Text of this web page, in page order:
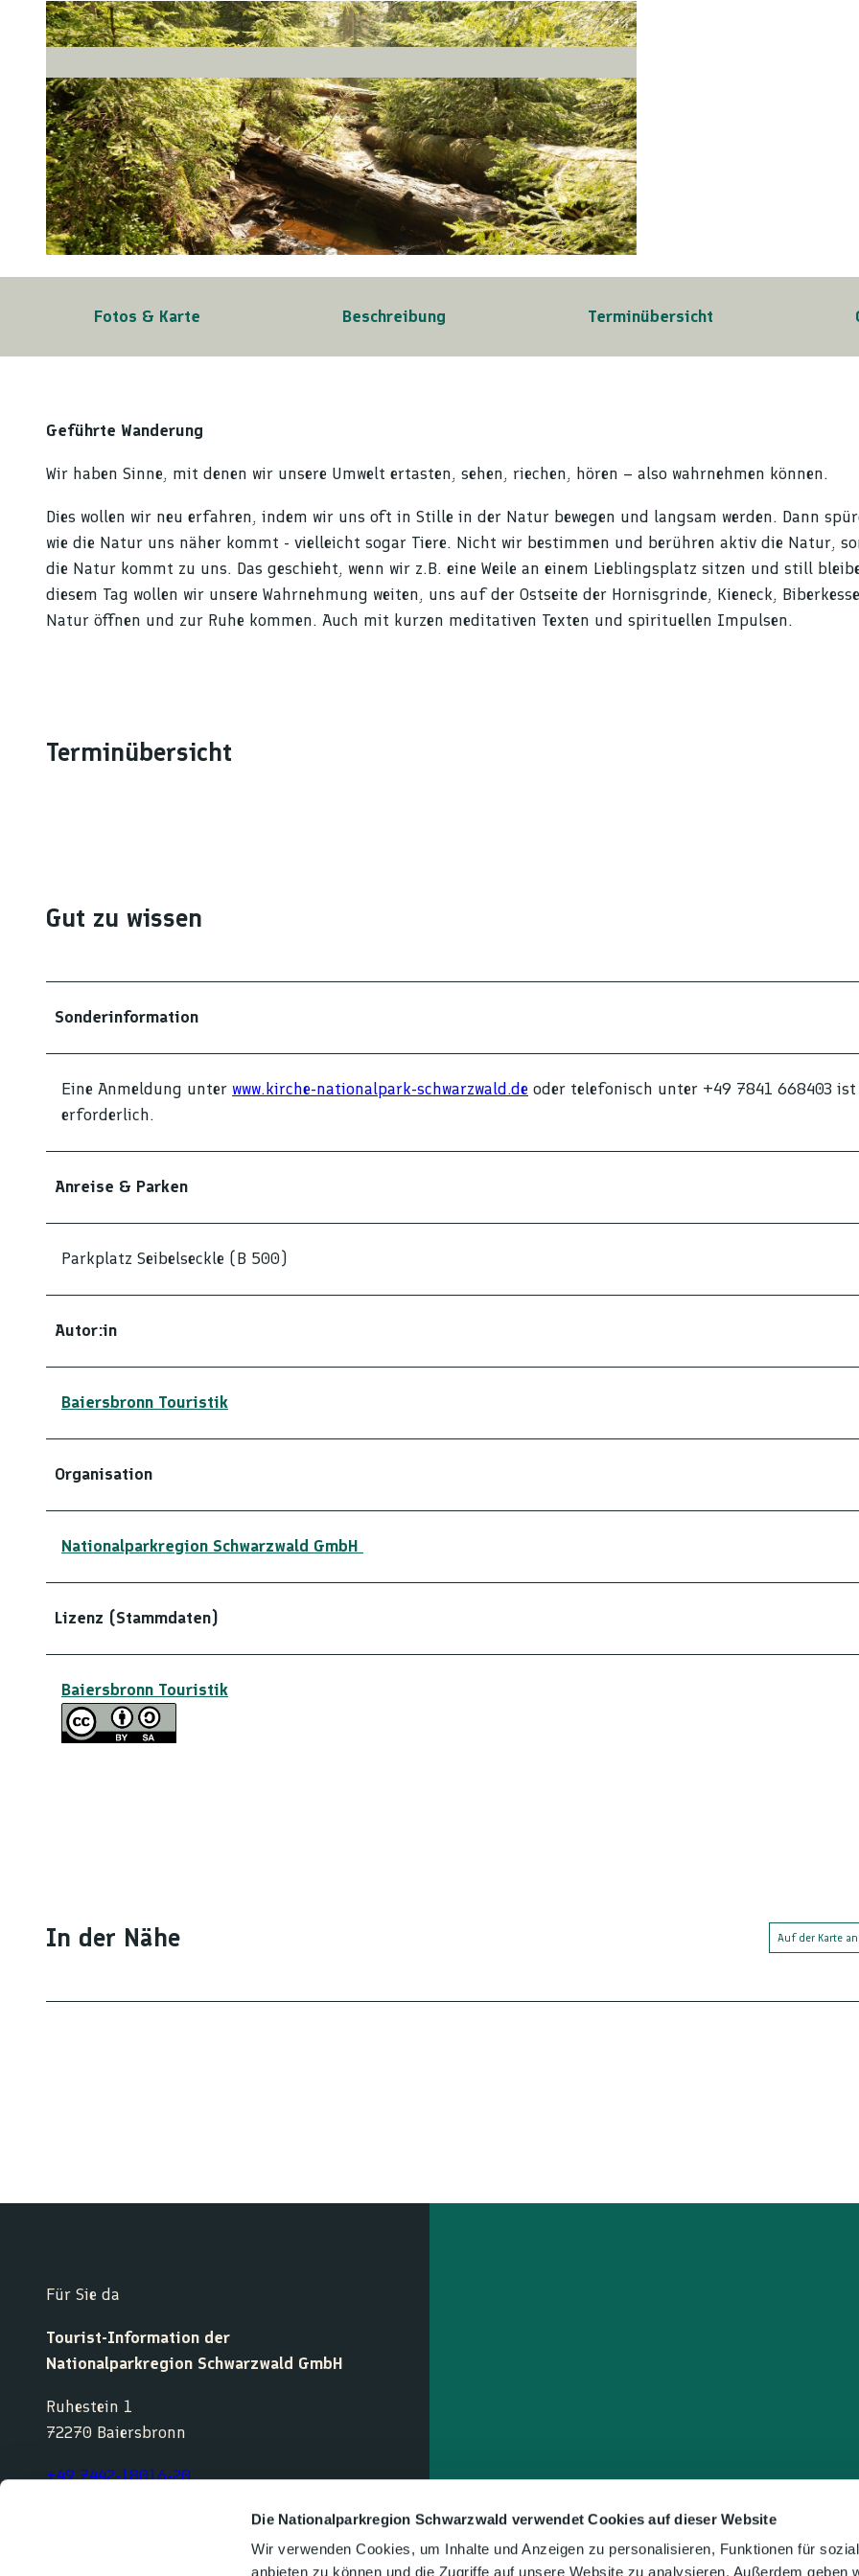
Die Nationalparkregion Schwarzwald verwendet Cookies auf dieser Website
Wir verwenden Cookies, um Inhalte und Anzeigen zu personalisieren, Funktionen für
anbieten zu können und die Zugriffe auf unsere Website zu analysieren. Außerdem geben
Fotos & Karte Beschreibung Terminübersicht
Geführte Wanderung
Wir haben Sinne, mit denen wir unsere Umwelt ertasten, sehen, riechen, hören – also wahrnehmen können.
Dies wollen wir neu erfahren, indem wir uns oft in Stille in der Natur bewegen und langsam werden. Dann
wie die Natur uns näher kommt - vielleicht sogar Tiere. Nicht wir bestimmen und berühren aktiv die Natur,
die Natur kommt zu uns. Das geschieht, wenn wir z.B. eine Weile an einem Lieblingsplatz sitzen und still
diesem Tag wollen wir unsere Wahrnehmung weiten, uns auf der Ostseite der Hornisgrinde, Kieneck,
Natur öffnen und zur Ruhe kommen. Auch mit kurzen meditativen Texten und spirituellen Impulsen.
Terminübersicht
Gut zu wissen
Sonderinformation
Eine Anmeldung unter www.kirche-nationalpark-schwarzwald.de oder telefonisch unter +49 7841 668403 ist
erforderlich.
Anreise & Parken
Parkplatz Seibelseckle (B 500)
Autor:in
Baiersbronn Touristik
Organisation
Nationalparkregion Schwarzwald GmbH
Lizenz (Stammdaten)
Baiersbronn Touristik
In der Nähe Auf der Karte
Für Sie da
Tourist-Information der
Nationalparkregion Schwarzwald GmbH
Ruhestein 1
72270 Baiersbronn
+49 7442-18016-20
service@nationalparkregion-schwarzwald.de